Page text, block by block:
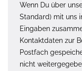
Wenn Du über
Standard) mit uns
Eingaben
Kontaktdaten zur
Postfach
nicht